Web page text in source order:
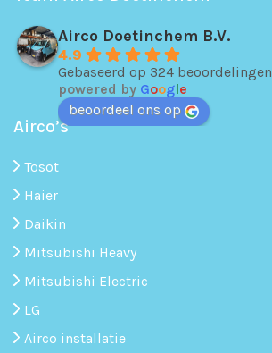
Airco Doetinchem B.V.
4.9
Gebaseerd op 324 beoordelingen
powered by Google
beoordeel ons op
Airco’s
Tosot
Haier
Daikin
Mitsubishi Heavy
Mitsubishi Electric
LG
Airco installatie